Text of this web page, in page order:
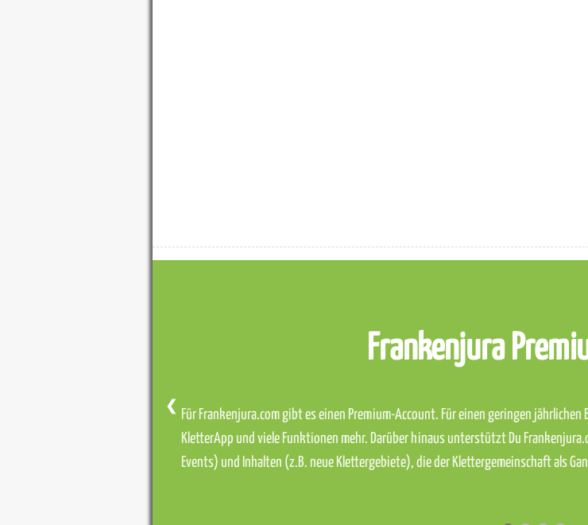
Frankenjura
Für Frankenjura.com gibt es einen Premium-Account. Für einen geringen
KletterApp und viele Funktionen mehr. Darüber hinaus unterstützt Du
Events) und Inhalten (z.B. neue Klettergebiete), die der Klettergemeinschaft als
❮